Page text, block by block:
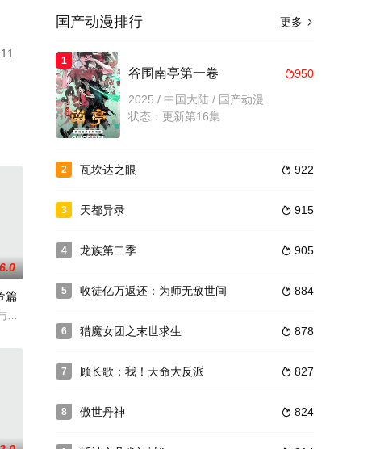
吃遍天下美食。因缘际会中，墨白与妖怪厨师小黑、师妹星红，三人一起组
6.0
篇
妖之间的爱情展开。根据古典小说记载，世上有人有妖，妖会与人相恋，妖
更多 
国产动漫排行
1
950
谷围南亭第一卷
2025 / 中国大陆 / 国产动漫
状态：更新第16集
2  922
瓦坎达之眼
3  915
天都异录
4  905
龙族第二季
5  884
收徒亿万返还：为师无敌世间
6  878
猎魔女团之末世求生
7  827
顾长歌：我！天命大反派
8  824
傲世丹神